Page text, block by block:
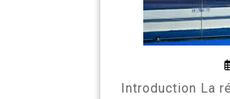
Introduction La